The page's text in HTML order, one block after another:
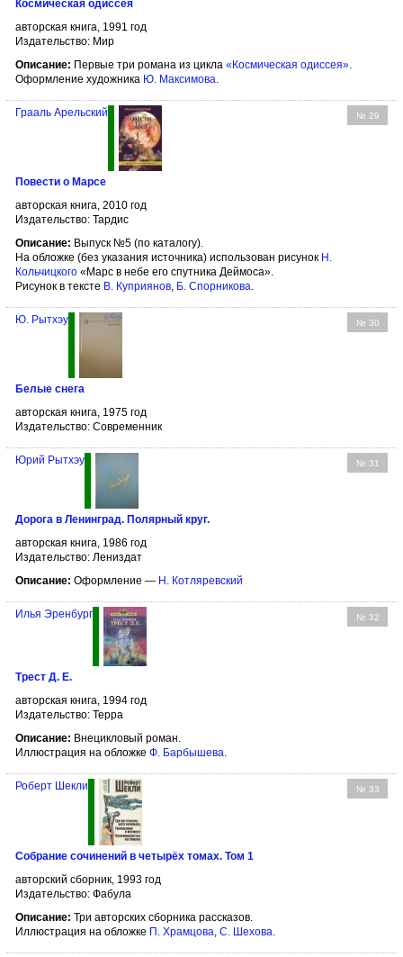
Космическая одиссея
авторская книга, 1991 год
Издательство: Мир
Описание: Первые три романа из цикла «Космическая одиссея»
Оформление художника Ю. Максимова
№ 29
Грааль Арельский
Повести о Марсе
авторская книга, 2010 год
Издательство: Тардис
Описание: Выпуск №5 (по каталогу).
На обложке (без указания источника) использован рисунок Н.
Кольчицкого «Марс в небе его спутника Деймоса».
Рисунок в тексте В. Куприянов, Б. Спорникова.
№ 30
Ю. Рытхэу
Белые снега
авторская книга, 1975 год
Издательство: Современник
№ 31
Юрий Рытхэу
Дорога в Ленинград. Полярный круг.
авторская книга, 1986 год
Издательство: Лениздат
Описание: Оформление — Н. Котляревский
№ 32
Илья Эренбург
Трест Д. Е.
авторская книга, 1994 год
Издательство: Терра
Описание: Внецикловый роман.
Иллюстрация на обложке Ф. Барбышева.
№ 33
Роберт Шекли
Собрание сочинений в четырёх томах. Том 1
авторский сборник, 1993 год
Издательство: Фабула
Описание: Три авторских сборника рассказов.
Иллюстрация на обложке П. Храмцова С. Шехова